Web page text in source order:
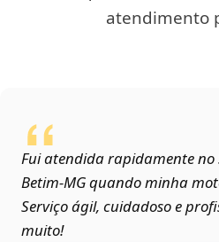
atendimento
Fui atendida rapidamente no
Betim‑MG quando minha
Serviço ágil, cuidadoso e
muito!